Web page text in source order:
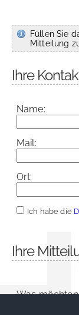
Füllen Sie
Mitteilung
Ihre
Name:
Mail:
Ort:
Ich habe die
Ihre
Was